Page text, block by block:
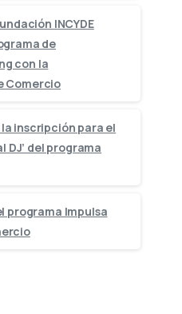
INCYDE
de
con la
Comercio
inscripción para el
del programa
programa Impulsa